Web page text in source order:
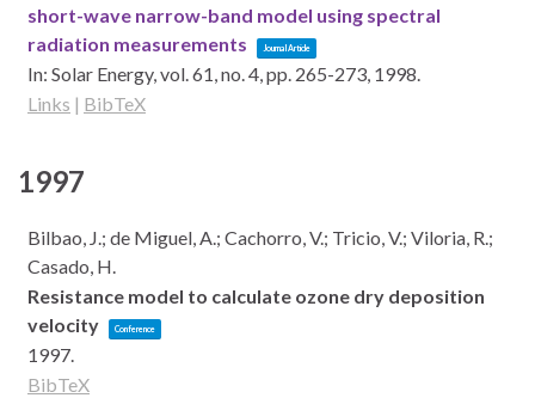
short-wave narrow-band model using spectral
radiation measurements
Journal Article
In: Solar Energy,vol. 61,no. 4,pp. 265-273, 1998.
Links | BibTeX
1997
Bilbao, J.; de Miguel, A.; Cachorro, V.; Tricio, V.; Viloria, R.;
Casado, H.
Resistance model to calculate ozone dry deposition
velocity
Conference
1997.
BibTeX